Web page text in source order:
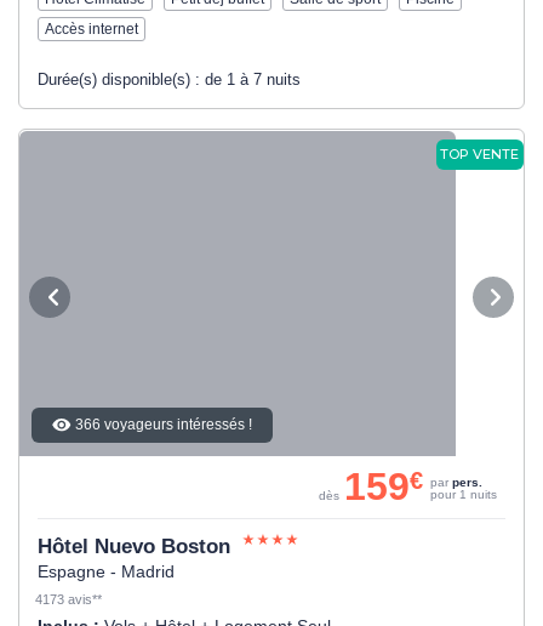
Accès internet
Durée(s) disponible(s) : de 1 à 7 nuits
TOP VENTE
366 voyageurs intéressés !
Hôtel Nuevo Boston
Espagne - Madrid
4173 avis**
dès 159€ par pers.
pour 1 nuits